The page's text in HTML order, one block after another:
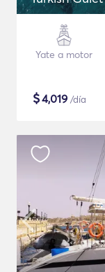
Yate a motor
$4,019 /día